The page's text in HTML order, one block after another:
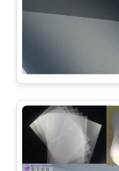
का
अनुरोध
करें
साइटमैप